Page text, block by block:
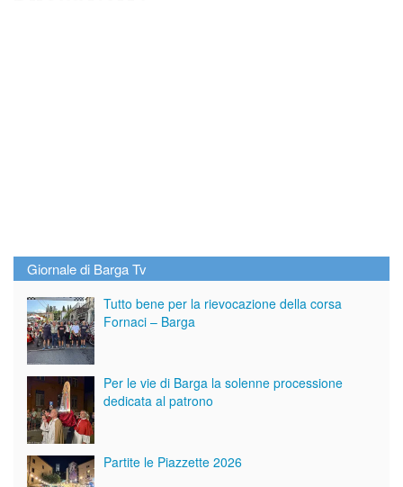
Giornale di Barga Tv
Tutto bene per la rievocazione della corsa
Fornaci – Barga
Per le vie di Barga la solenne processione
dedicata al patrono
Partite le Piazzette 2026